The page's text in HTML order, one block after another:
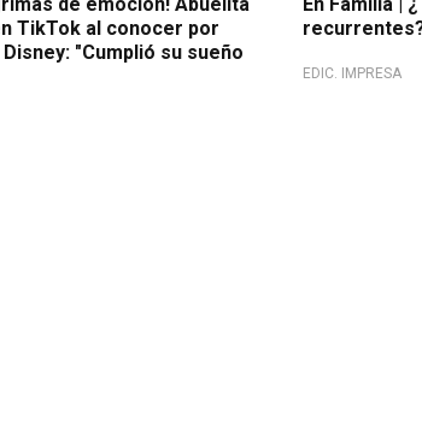
TikTok al conocer por
"Cumplió su sueño
EDIC. IMPRESA